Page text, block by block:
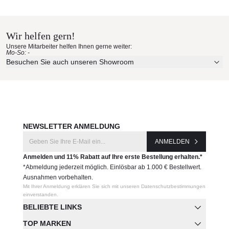
Hersteller:
Vondom
Erleben Sie unsere Stoffe und Materialien ganz in Ruhe in
Ihren eigenen vier Wänden.
Aktuelle Originalstoffe des Herstellers
Wir helfen gern!
Unsere Mitarbeiter helfen Ihnen gerne weiter:
Mo-So: -
Besuchen Sie auch unseren Showroom
BELIEBTE LINKS
TOP MARKEN
NEWSLETTER ANMELDUNG
ANMELDEN
Anmelden und 11% Rabatt auf Ihre erste Bestellung erhalten.*
*Abmeldung jederzeit möglich. Einlösbar ab 1.000 € Bestellwert.
Ausnahmen vorbehalten.
Mit Ihrer Anmeldung erklären Sie sich mit unseren Datenschutzbestimmungen
einverstanden.